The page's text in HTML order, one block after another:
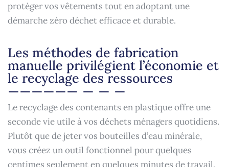
protéger vos vêtements tout en adoptant une
démarche zéro déchet efficace et durable.
Les méthodes de fabrication
manuelle privilégient l’économie et
le recyclage des ressources
Le recyclage des contenants en plastique offre une
seconde vie utile à vos déchets ménagers quotidiens.
Plutôt que de jeter vos bouteilles d’eau minérale,
vous créez un outil fonctionnel pour quelques
centimes seulement en quelques minutes de travail.